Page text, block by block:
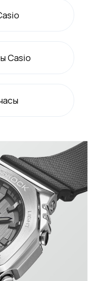
Casio